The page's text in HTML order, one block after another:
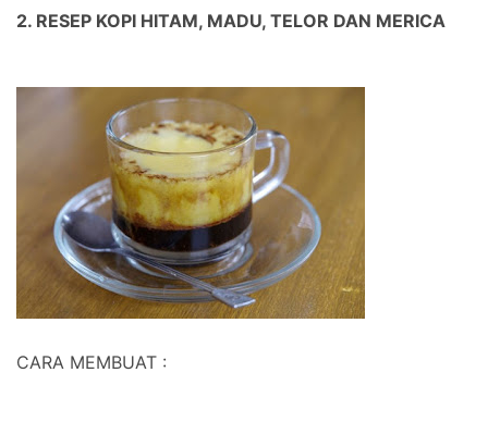
2. RESEP KOPI HITAM, MADU, TELOR DAN MERICA
CARA MEMBUAT :